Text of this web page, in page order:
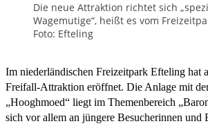
Die neue Attraktion richtet sich
Wagemutige“, heißt es vom
Foto: Efteling
Im niederländischen Freizeitpark Efteling hat
Freifall-Attraktion eröffnet. Die Anlage mit
„Hooghmoed“ liegt im Themenbereich
sich vor allem an jüngere Besucherinnen und